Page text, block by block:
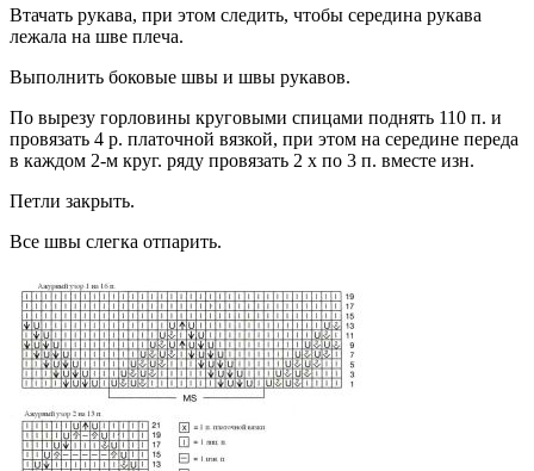
Втачать рукава, при этом следить, чтобы середина рукава
лежала на шве плеча.
Выполнить боковые швы и швы рукавов.
По вырезу горловины круговыми спицами поднять 110 п. и
провязать 4 р. платочной вязкой, при этом на середине переда
в каждом 2-м круг. ряду провязать 2 х по 3 п. вместе изн.
Петли закрыть.
Все швы слегка отпарить.